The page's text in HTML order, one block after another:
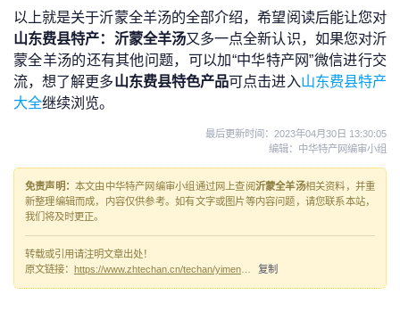
以上就是关于沂蒙全羊汤的全部介绍，希望阅读后能让您对
山东费县特产：沂蒙全羊汤又多一点全新认识，如果您对沂
蒙全羊汤的还有其他问题，可以加“中华特产网”微信进行交
流，想了解更多山东费县特色产品可点击进入山东费县特产
大全继续浏览。
最后更新时间： 2023年04月30日 13:30:05
编辑：中华特产网编审小组
免责声明：本文由中华特产网编审小组通过网上查阅沂蒙全羊汤相关资料，并重
新整理编辑而成，内容仅供参考。如有文字或图片等内容问题，请您联系本站，
我们将及时更正。
转载或引用请注明文章出处！
原文链接：
复制